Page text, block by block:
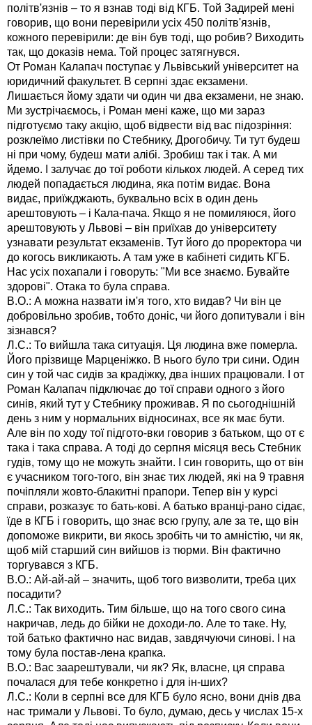
політв'язнів – то я взнав тоді від КГБ. Той Задирей мені
говорив, що вони перевірили усіх 450 політв'язнів,
кожного перевірили: де він був тоді, що робив? Виходить
так, що доказів нема. Той процес затягнувся.
От Роман Калапач поступає у Львівський університет на
юридичний факультет. В серпні здає екзамени.
Лишається йому здати чи один чи два екзамени, не знаю.
Ми зустрічаємось, і Роман мені каже, що ми зараз
підготуємо таку акцію, щоб відвести від вас підозріння:
розклеїмо листівки по Стебнику, Дрогобичу. Ти тут будеш
ні при чому, будеш мати алібі. Зробиш так і так. А ми
йдемо. І залучає до тої роботи кількох людей. А серед тих
людей попадається людина, яка потім видає. Вона
видає, приїжджають, буквально всіх в один день
арештовують – і Кала-пача. Якщо я не помиляюся, його
арештовують у Львові – він приїхав до університету
узнавати результат екзаменів. Тут його до проректора чи
до когось викликають. А там уже в кабінеті сидить КГБ.
Нас усіх похапали і говоруть: "Ми все знаємо. Бувайте
здорові". Отака то була справа.
В.О.: А можна назвати ім'я того, хто видав? Чи він це
добровільно зробив, тобто доніс, чи його допитували і він
зізнався?
Л.С.: То вийшла така ситуація. Ця людина вже померла.
Його прізвище Марценіжко. В нього було три сини. Один
син у той час сидів за крадіжку, два інших працювали. І от
Роман Калапач підключає до тої справи одного з його
синів, який тут у Стебнику проживав. Я по сьогоднішній
день з ним у нормальних відносинах, все як має бути.
Але він по ходу тої підгото-вки говорив з батьком, що от є
така і така справа. А тоді до серпня місяця весь Стебник
гудів, тому що не можуть знайти. І син говорить, що от він
є учасником того-того, він знає тих людей, які на 9 травня
почіпляли жовто-блакитні прапори. Тепер він у курсі
справи, розказує то бать-кові. А батько вранці-рано сідає,
їде в КГБ і говорить, що знає всю групу, але за те, що він
допоможе викрити, ви якось зробіть чи то амністію, чи як,
щоб мій старший син вийшов із тюрми. Він фактично
торгувався з КГБ.
В.О.: Ай-ай-ай – значить, щоб того визволити, треба цих
посадити?
Л.С.: Так виходить. Тим більше, що на того свого сина
накричав, ледь до бійки не доходи-ло. Але то таке. Ну,
той батько фактично нас видав, завдячуючи синові. І на
тому була постав-лена крапка.
В.О.: Вас заарештували, чи як? Як, власне, ця справа
почалася для тебе конкретно і для ін-ших?
Л.С.: Коли в серпні все для КГБ було ясно, вони днів два
нас тримали у Львові. То було, думаю, десь у числах 15-х